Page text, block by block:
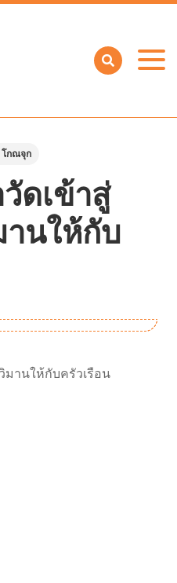
Open
โกณจุก
ดเข้าสู่
านให้กับ
มานให้กับครัวเรือน